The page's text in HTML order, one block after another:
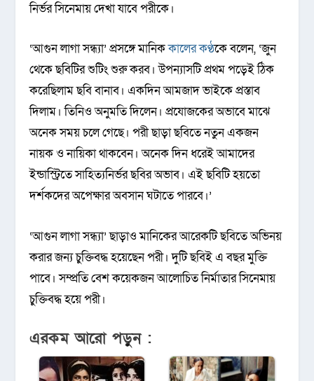
নির্ভর সিনেমায় দেখা যাবে পরীকে।
‘আগুন লাগা সন্ধ্যা’ প্রসঙ্গে মানিককালের কণ্ঠকে বলেন, ‘জুন
থেকে ছবিটির শুটিং শুরু করব। উপন্যাসটি প্রথম পড়েই ঠিক
করেছিলাম ছবি বানাব। একদিন আমজাদ ভাইকে প্রস্তাব
দিলাম। তিনিও অনুমতি দিলেন। প্রযোজকের অভাবে মাঝে
অনেক সময় চলে গেছে। পরী ছাড়া ছবিতে নতুন একজন
নায়ক ও নায়িকা থাকবেন। অনেক দিন ধরেই আমাদের
ইন্ডাস্ট্রিতে সাহিত্যনির্ভর ছবির অভাব। এই ছবিটি হয়তো
দর্শকদের অপেক্ষার অবসান ঘটাতে পারবে।’
‘আগুন লাগা সন্ধ্যা’ ছাড়াও মানিকের আরেকটি ছবিতে অভিনয়
করার জন্য চুক্তিবদ্ধ হয়েছেন পরী। দুটি ছবিই এ বছর মুক্তি
পাবে। সম্প্রতি বেশ কয়েকজন আলোচিত নির্মাতার সিনেমায়
চুক্তিবদ্ধ হয়ে পরী।
এরকম আরো পড়ুন :